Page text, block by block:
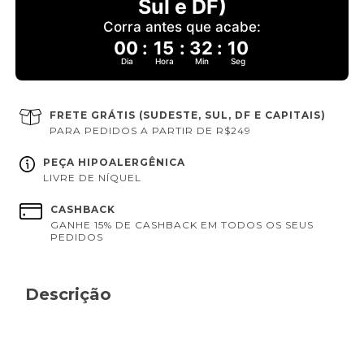
Sul e DF)
Corra antes que acabe:
00 : 15 : 32 : 10
Dia Hora Min Seg
FRETE GRÁTIS (SUDESTE, SUL, DF E CAPITAIS)
PARA PEDIDOS A PARTIR DE R$249
PEÇA HIPOALERGÊNICA
LIVRE DE NÍQUEL
CASHBACK
GANHE 15% DE CASHBACK EM TODOS OS SEUS
PEDIDOS
Descrição